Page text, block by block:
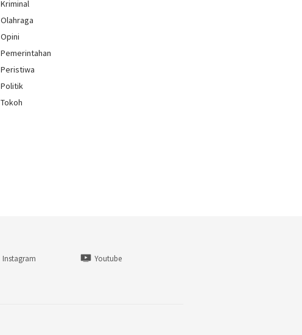
Kriminal
Olahraga
Opini
Pemerintahan
Peristiwa
Politik
Tokoh
Instagram
Youtube